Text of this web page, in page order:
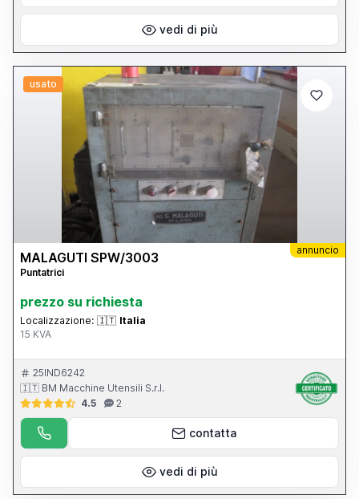
vedi di più
usato
annuncio
MALAGUTI SPW/3003
Puntatrici
prezzo su richiesta
Localizzazione: 🇮🇹 Italia
15 KVA
25IND6242
🇮🇹 BM Macchine Utensili S.r.l.
4.5
2
contatta
vedi di più